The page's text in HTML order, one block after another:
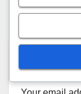
Leave